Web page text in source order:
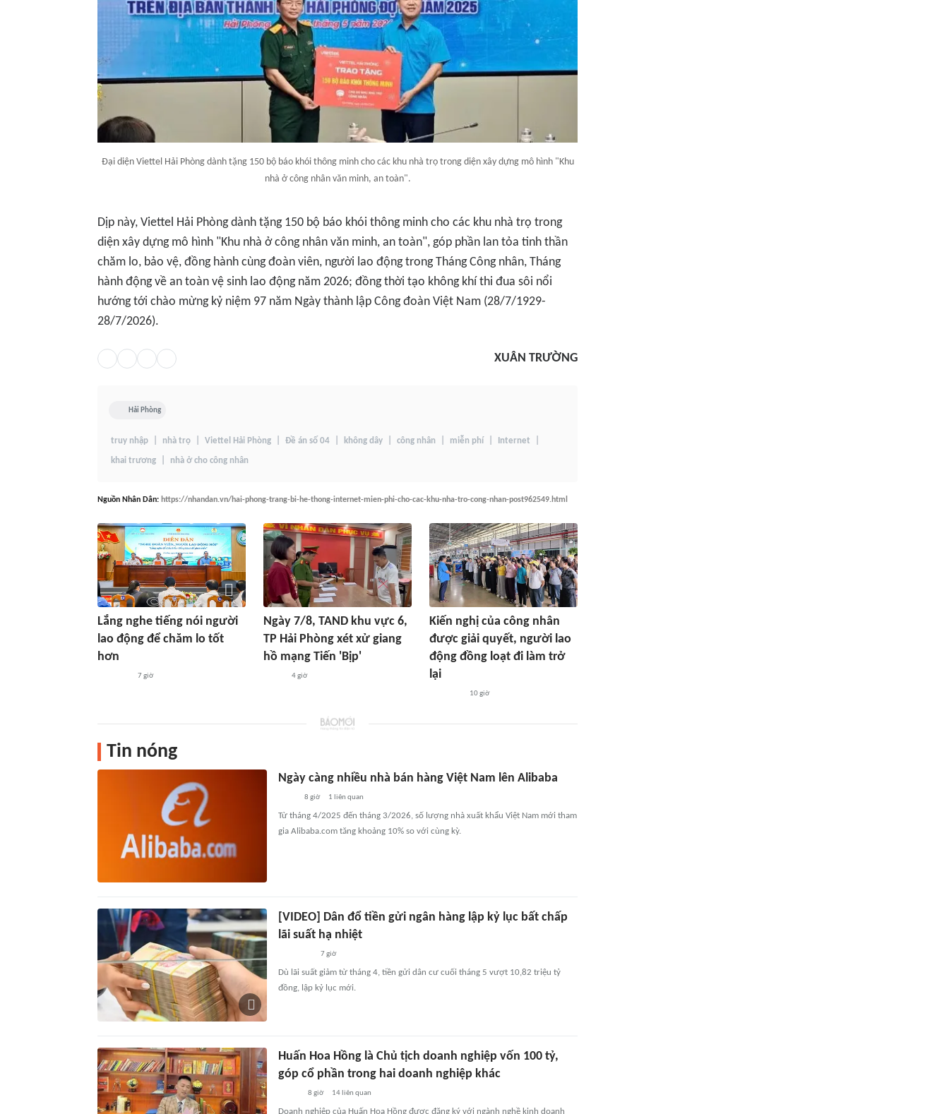
Đại diện Viettel Hải Phòng dành tặng 150 bộ báo khói thông minh cho các khu nhà trọ trong diện xây dựng mô hình "Khu
nhà ở công nhân văn minh, an toàn".
Dịp này, Viettel Hải Phòng dành tặng 150 bộ báo khói thông minh cho các khu nhà trọ trong
diện xây dựng mô hình "Khu nhà ở công nhân văn minh, an toàn", góp phần lan tỏa tinh thần
chăm lo, bảo vệ, đồng hành cùng đoàn viên, người lao động trong Tháng Công nhân, Tháng
hành động về an toàn vệ sinh lao động năm 2026; đồng thời tạo không khí thi đua sôi nổi
hướng tới chào mừng kỷ niệm 97 năm Ngày thành lập Công đoàn Việt Nam (28/7/1929-
28/7/2026).
XUÂN TRƯỜNG
Hải Phòng
truy nhập nhà trọ Viettel Hải Phòng Đề án số 04 không dây công nhân miễn phí Internet
khai trương nhà ở cho công nhân
Nguồn Nhân Dân: https://nhandan.vn/hai-phong-trang-bi-he-thong-internet-mien-phi-cho-cac-khu-nha-tro-cong-nhan-post962549.html
Lắng nghe tiếng nói người
lao động để chăm lo tốt
hơn
7 giờ
Ngày 7/8, TAND khu vực 6,
TP Hải Phòng xét xử giang
hồ mạng Tiến 'Bịp'
4 giờ
Kiến nghị của công nhân
được giải quyết, người lao
động đồng loạt đi làm trở
lại
10 giờ
Tin nóng
Ngày càng nhiều nhà bán hàng Việt Nam lên Alibaba
8 giờ 1 liên quan
Từ tháng 4/2025 đến tháng 3/2026, số lượng nhà xuất khẩu Việt Nam mới tham
gia Alibaba.com tăng khoảng 10% so với cùng kỳ.
[VIDEO] Dân đổ tiền gửi ngân hàng lập kỷ lục bất chấp
lãi suất hạ nhiệt
7 giờ
Dù lãi suất giảm từ tháng 4, tiền gửi dân cư cuối tháng 5 vượt 10,82 triệu tỷ
đồng, lập kỷ lục mới.
Huấn Hoa Hồng là Chủ tịch doanh nghiệp vốn 100 tỷ,
góp cổ phần trong hai doanh nghiệp khác
8 giờ 14 liên quan
Doanh nghiệp của Huấn Hoa Hồng được đăng ký với ngành nghề kinh doanh